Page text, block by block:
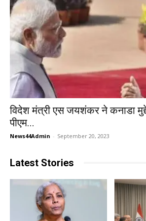
विदेश मंत्री एस जयशंकर ने कनाडा
पीएम...
News44Admin - September 20, 2023
Latest Stories